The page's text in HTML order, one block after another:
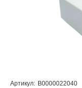
Артикул: В0000022040